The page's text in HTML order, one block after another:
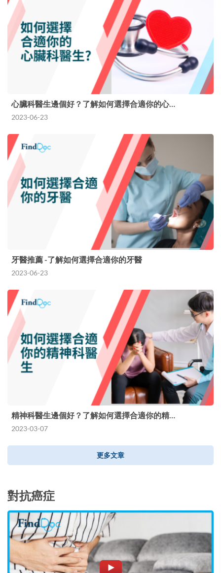
心臟科醫生邊個好？了解如何選擇合適你的心…
2023-06-23
牙醫推薦 -了解如何選擇合適你的牙醫
2023-06-23
精神科醫生邊個好？了解如何選擇合適你的精…
2023-03-07
更多文章
對抗癌症